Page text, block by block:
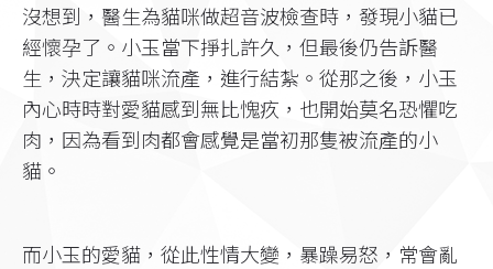
沒想到，醫生為貓咪做超音波檢查時，發現小貓已
經懷孕了。小玉當下掙扎許久，但最後仍告訴醫
生，決定讓貓咪流產，進行結紮。從那之後，小玉
內心時時對愛貓感到無比愧疚，也開始莫名恐懼吃
肉，因為看到肉都會感覺是當初那隻被流產的小
貓。
而小玉的愛貓，從此性情大變，暴躁易怒，常會亂